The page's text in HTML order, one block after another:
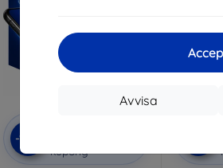
Avvisa
-10%
kupong